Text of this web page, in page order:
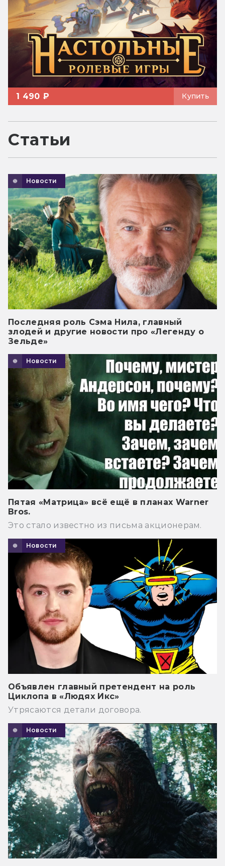
1 490 ₽ Купить
Статьи
Новости
Последняя роль Сэма Нила, главный
злодей и другие новости про «Легенду о
Зельде»
Новости
Пятая «Матрица» всё ещё в планах Warner
Bros.
Это стало известно из письма акционерам.
Новости
Объявлен главный претендент на роль
Циклопа в «Людях Икс»
Утрясаются детали договора.
Новости